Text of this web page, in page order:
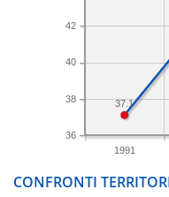
1991
36
38
40
42
37.1
CONFRONTI